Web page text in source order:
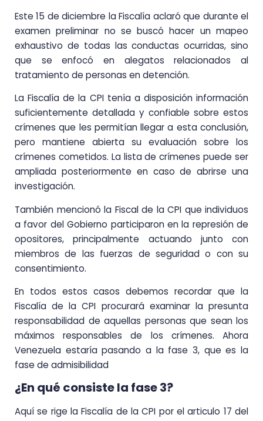
Este 15 de diciembre la Fiscalía aclaró que durante el
examen preliminar no se buscó hacer un mapeo
exhaustivo de todas las conductas ocurridas, sino
que se enfocó en alegatos relacionados al
tratamiento de personas en detención.
La Fiscalía de la CPI tenía a disposición información
suficientemente detallada y confiable sobre estos
crímenes que les permitían llegar a esta conclusión,
pero mantiene abierta su evaluación sobre los
crímenes cometidos. La lista de crímenes puede ser
ampliada posteriormente en caso de abrirse una
investigación.
También mencionó la Fiscal de la CPI que individuos
a favor del Gobierno participaron en la represión de
opositores, principalmente actuando junto con
miembros de las fuerzas de seguridad o con su
consentimiento.
En todos estos casos debemos recordar que la
Fiscalía de la CPI procurará examinar la presunta
responsabilidad de aquellas personas que sean los
máximos responsables de los crímenes. Ahora
Venezuela estaría pasando a la fase 3, que es la
fase de admisibilidad
¿En qué consiste la fase 3?
Aquí se rige la Fiscalía de la CPI por el articulo 17 del